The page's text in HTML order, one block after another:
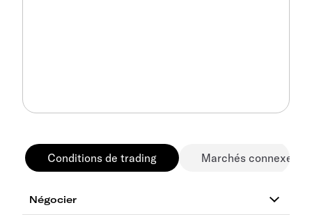
Conditions de trading Marchés connexes